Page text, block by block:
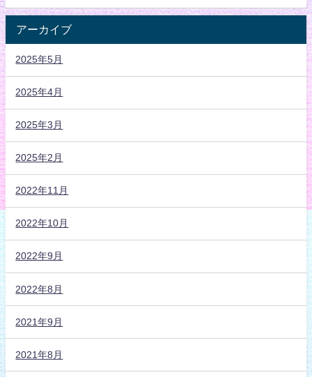
アーカイブ
2025年5月
2025年4月
2025年3月
2025年2月
2022年11月
2022年10月
2022年9月
2022年8月
2021年9月
2021年8月